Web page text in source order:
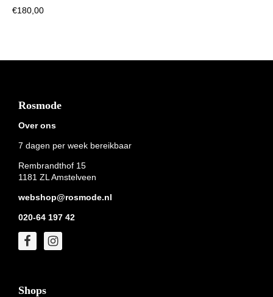
€180,00
Footer
Rosmode
Over ons
7 dagen per week bereikbaar
Rembrandthof 15
1181 ZL Amstelveen
webshop@rosmode.nl
020-64 197 42
Shops